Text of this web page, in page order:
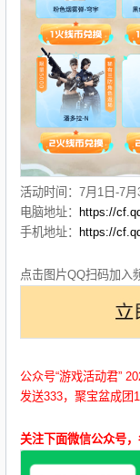
活动时间：7月1日-7月
电脑地址：
https://
手机地址：
https://
点击图片QQ扫码加入
公众号“游戏活动君”
发送333，聚宝盆成团
关注下面微信公众号